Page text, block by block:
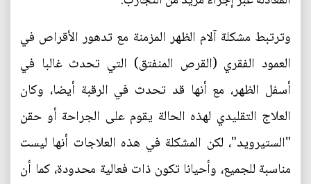
وترتبط مشكلة آلام الظهر المزمنة مع تدهور الأقراص في
العمود الفقري (القرص المنفتق) التي تحدث غالبا في
أسفل الظهر، مع أنها قد تحدث في الرقبة أيضا، وكان
العلاج التقليدي لهذه الحالة يقوم على الجراحة أو حقن
"الستيرويد"، لكن المشكلة في هذه العلاجات أنها ليست
مناسبة للجميع، وأحيانا تكون ذات فعالية محدودة، كما أن